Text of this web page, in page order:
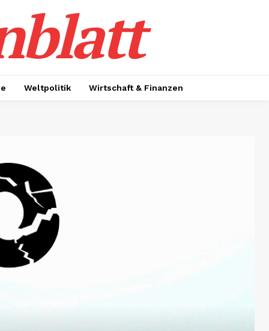
Weltpolitik Wirtschaft & Finanzen